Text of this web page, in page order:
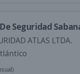
Seguridad
ATLAS LTDA.